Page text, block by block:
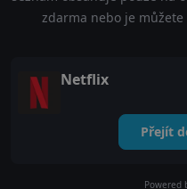
zdarma nebo je
Netflix
Přejít
Powered